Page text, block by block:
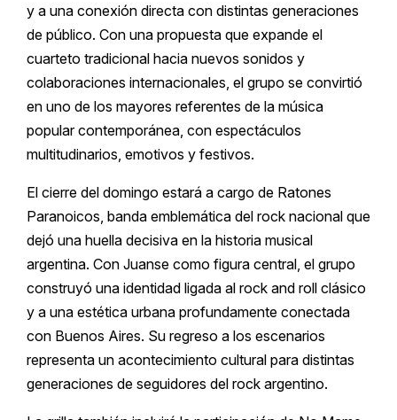
y a una conexión directa con distintas generaciones
de público. Con una propuesta que expande el
cuarteto tradicional hacia nuevos sonidos y
colaboraciones internacionales, el grupo se convirtió
en uno de los mayores referentes de la música
popular contemporánea, con espectáculos
multitudinarios, emotivos y festivos.
El cierre del domingo estará a cargo de Ratones
Paranoicos, banda emblemática del rock nacional que
dejó una huella decisiva en la historia musical
argentina. Con Juanse como figura central, el grupo
construyó una identidad ligada al rock and roll clásico
y a una estética urbana profundamente conectada
con Buenos Aires. Su regreso a los escenarios
representa un acontecimiento cultural para distintas
generaciones de seguidores del rock argentino.